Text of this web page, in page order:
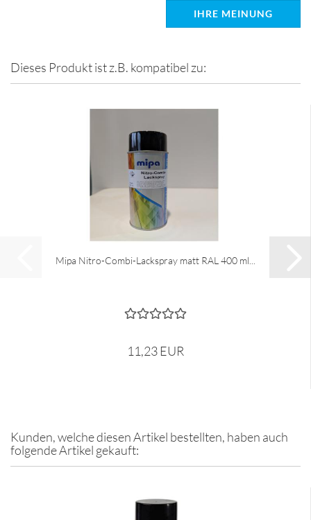
IHRE MEINUNG
Dieses Produkt ist z.B. kompatibel zu:
Mipa Nitro-Combi-Lackspray matt RAL 400 ml...
11,23 EUR
Kunden, welche diesen Artikel bestellten, haben auch
folgende Artikel gekauft: